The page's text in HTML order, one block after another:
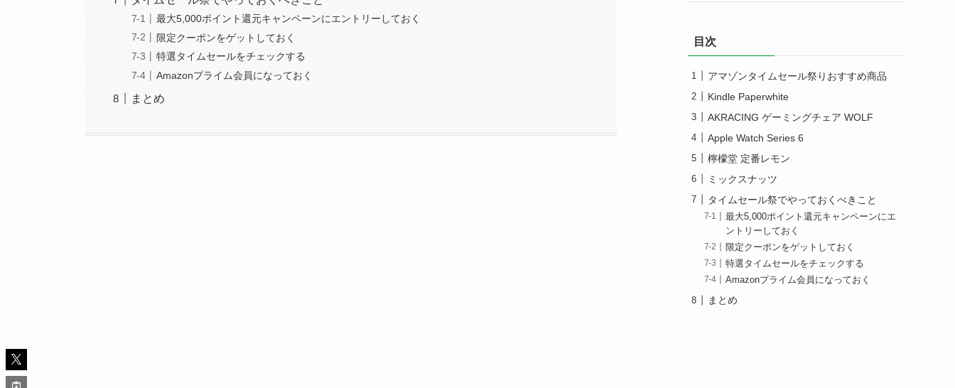
最大5,000ポイント還元キャンペーンにエントリーしておく
限定クーポンをゲットしておく
特選タイムセールをチェックする
Amazonプライム会員になっておく
まとめ
目次
アマゾンタイムセール祭りおすすめ商品
Kindle Paperwhite
AKRACING ゲーミングチェア WOLF
Apple Watch Series 6
檸檬堂 定番レモン
ミックスナッツ
タイムセール祭でやっておくべきこと
最大5,000ポイント還元キャンペーンにエ
ントリーしておく
限定クーポンをゲットしておく
特選タイムセールをチェックする
Amazonプライム会員になっておく
まとめ